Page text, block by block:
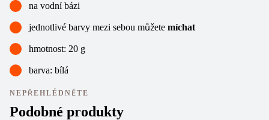
na vodní bázi
jednotlivé barvy mezi sebou můžete míchat
hmotnost: 20 g
barva: bílá
NEPŘEHLÉDNĚTE
Podobné produkty